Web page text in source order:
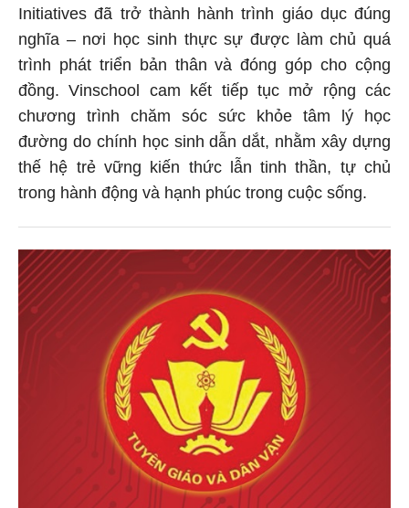
Initiatives đã trở thành hành trình giáo dục đúng
nghĩa – nơi học sinh thực sự được làm chủ quá
trình phát triển bản thân và đóng góp cho cộng
đồng. Vinschool cam kết tiếp tục mở rộng các
chương trình chăm sóc sức khỏe tâm lý học
đường do chính học sinh dẫn dắt, nhằm xây dựng
thế hệ trẻ vững kiến thức lẫn tinh thần, tự chủ
trong hành động và hạnh phúc trong cuộc sống.